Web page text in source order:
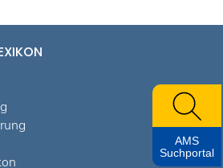
AMS
Suchportal